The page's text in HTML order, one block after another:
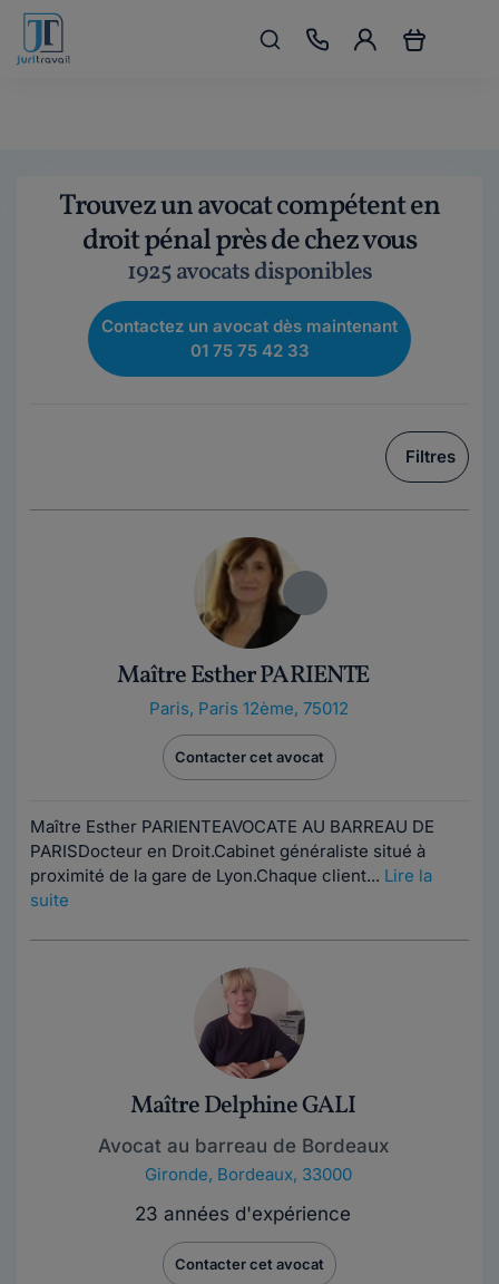
Trouvez un avocat compétent en
droit pénal près de chez vous
1925 avocats disponibles
Contactez un avocat dès maintenant
01 75 75 42 33
Filtres
Maître Esther PARIENTE
Paris, Paris 12ème, 75012
Contacter cet avocat
Maître Esther PARIENTEAVOCATE AU BARREAU DE
PARISDocteur en Droit.Cabinet généraliste situé à
proximité de la gare de Lyon.Chaque client... Lire la
suite
Maître Delphine GALI
Avocat au barreau de Bordeaux
Gironde, Bordeaux, 33000
23 années d'expérience
Contacter cet avocat